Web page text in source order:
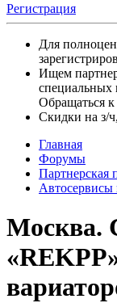
Регистрация
Для
Ищем
специальных
Обращаться
Скидки на з/
Главная
Форумы
Партнерская
Москва.